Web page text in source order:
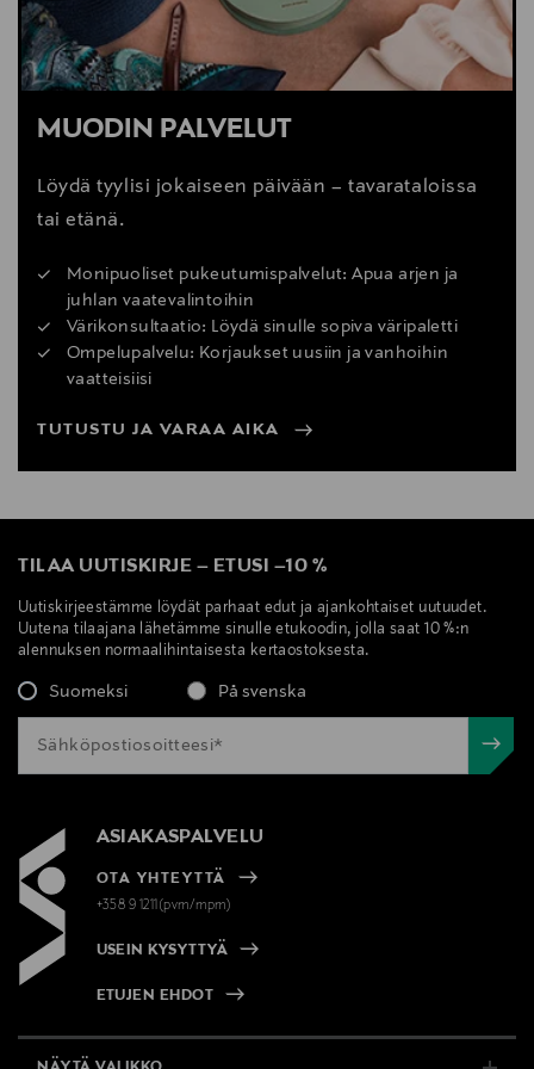
MUODIN PALVELUT
Löydä tyylisi jokaiseen päivään – tavarataloissa
tai etänä.
Monipuoliset pukeutumispalvelut: Apua arjen ja
juhlan vaatevalintoihin
Värikonsultaatio: Löydä sinulle sopiva väripaletti
Ompelupalvelu: Korjaukset uusiin ja vanhoihin
vaatteisiisi
TUTUSTU JA VARAA AIKA
TILAA UUTISKIRJE – ETUSI –10 %
Uutiskirjeestämme löydät parhaat edut ja ajankohtaiset uutuudet.
Uutena tilaajana lähetämme sinulle etukoodin, jolla saat 10 %:n
alennuksen normaalihintaisesta kertaostoksesta.
Suomeksi På svenska
ASIAKASPALVELU
OTA YHTEYTTÄ
+358 9 1211(pvm/mpm)
USEIN KYSYTTYÄ
ETUJEN EHDOT